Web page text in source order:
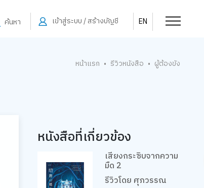
ค้นหา เข้าสู่ระบบ / สร้างบัญชี EN
หน้าแรก • รีวิวหนังสือ • ผู้ต้องขัง
หนังสือที่เกี่ยวข้อง
เสียงกระซิบจากความ
มืด 2
รีวิวโดย ศุภวรรณ